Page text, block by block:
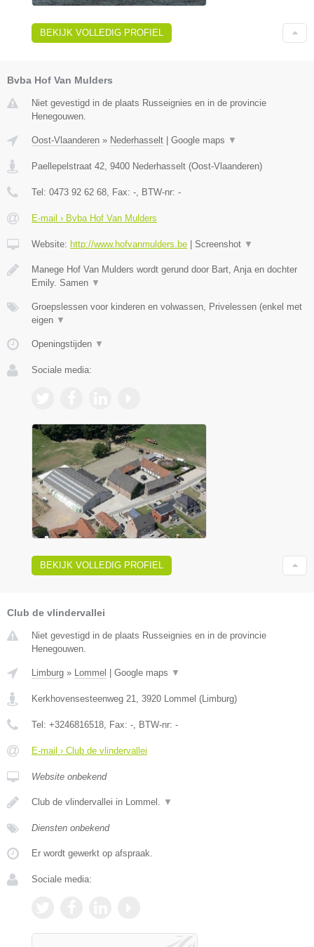
BEKIJK VOLLEDIG PROFIEL
Bvba Hof Van Mulders
Niet gevestigd in de plaats Russeignies en in de provincie
Henegouwen.
Oost-Vlaanderen » Nederhasselt Google maps ▼
Paellepelstraat 42, 9400 Nederhasselt (Oost-Vlaanderen)
Tel: 0473 92 62 68, Fax: -, BTW-nr: -
E-mail › Bvba Hof Van Mulders
Website: http://www.hofvanmulders.be Screenshot ▼
Manege Hof Van Mulders wordt gerund door Bart, Anja en dochter
Emily. Samen ▼
Groepslessen voor kinderen en volwassen, Privelessen (enkel met
eigen ▼
Openingstijden ▼
Sociale media:
BEKIJK VOLLEDIG PROFIEL
Club de vlindervallei
Niet gevestigd in de plaats Russeignies en in de provincie
Henegouwen.
Limburg » Lommel Google maps ▼
Kerkhovensesteenweg 21 3920 Lommel ( Limburg)
Tel: +3246816518 , Fax: - , BTW-nr: -
E-mail › Club de vlindervallei
Website onbekend
Club de vlindervallei in Lommel. ▼
Diensten onbekend
Er wordt gewerkt op afspraak.
Sociale media: